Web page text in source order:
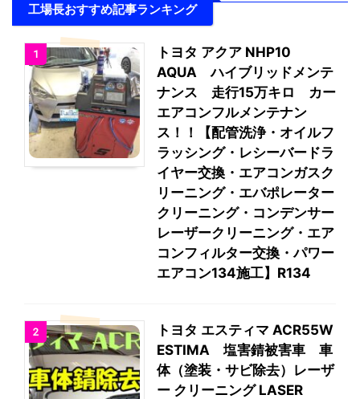
工場長おすすめ記事ランキング
1
トヨタ アクア NHP10
AQUA ハイブリッドメンテ
ナンス 走行15万キロ カー
エアコンフルメンテナン
ス！！【配管洗浄・オイルフ
ラッシング・レシーバードラ
イヤー交換・エアコンガスク
リーニング・エバポレーター
クリーニング・コンデンサー
レーザークリーニング・エア
コンフィルター交換・パワー
エアコン134施工】R134
2
トヨタ エスティマ ACR55W
ESTIMA 塩害錆被害車 車
体（塗装・サビ除去）レーザ
ー クリーニング LASER